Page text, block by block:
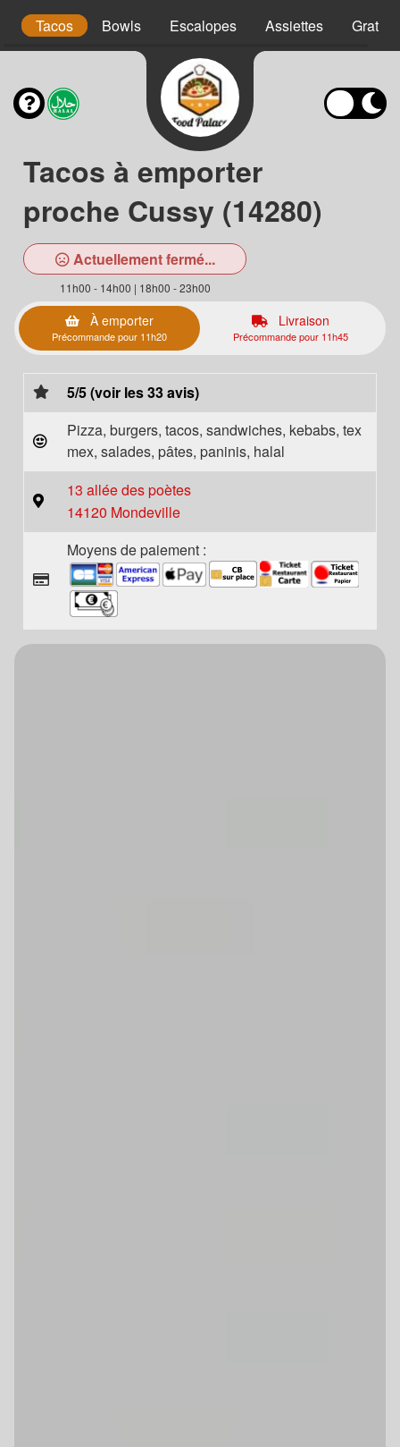
Tacos Bowls Escalopes Assiettes Gratins
Tacos à emporter
proche Cussy (14280)
Actuellement fermé...
11h00 - 14h00 | 18h00 - 23h00
À emporter
Précommande pour 11h20
Livraison
Précommande pour 11h45
5/5 (voir les 33 avis)
Pizza, burgers, tacos, sandwiches, kebabs, tex
mex, salades, pâtes, paninis, halal
13 allée des poètes
14120 Mondeville
Moyens de paiement :